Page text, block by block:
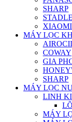
SHARP
XIAOMI
MÁY LỌC
COWAY
GIA
SHARP
MÁY LỌC
LINH
MÁY